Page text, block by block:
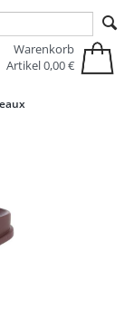
springen
Warenkorb
Artikel0,00 €